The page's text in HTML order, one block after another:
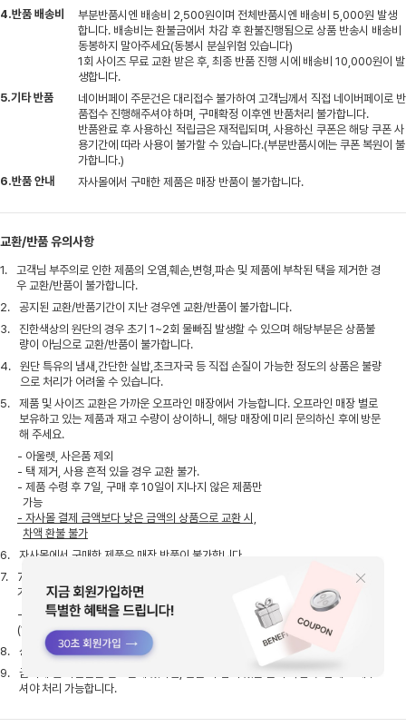
4.반품 배송비
부분반품시엔 배송비 2,500원이며 전체반품시엔 배송비 5,000원 발생
합니다. 배송비는 환불금에서 차감 후 환불진행됨으로 상품 반송시 배송비
동봉하지 말아주세요(동봉시 분실위험 있습니다)
1회 사이즈 무료 교환 받은 후, 최종 반품 진행 시에 배송비 10,000원이 발
생합니다.
5.기타 반품
네이버페이 주문건은 대리접수 불가하여 고객님께서 직접 네이버페이로 반
품접수 진행해주셔야 하며, 구매확정 이후엔 반품처리 불가합니다.
반품완료 후 사용하신 적립금은 재적립되며, 사용하신 쿠폰은 해당 쿠폰 사
용기간에 따라 사용이 불가할 수 있습니다.(부분반품시에는 쿠폰 복원이 불
가합니다.)
6.반품 안내
자사몰에서 구매한 제품은 매장 반품이 불가합니다.
교환/반품 유의사항
1.
고객님 부주의로 인한 제품의 오염,훼손,변형,파손 및 제품에 부착된 택을 제거한 경
우 교환/반품이 불가합니다.
2.
공지된 교환/반품기간이 지난 경우엔 교환/반품이 불가합니다.
3.
진한색상의 원단의 경우 초기 1~2회 물빠짐 발생할 수 있으며 해당부분은 상품불
량이 아님으로 교환/반품이 불가합니다.
4.
원단 특유의 냄새,간단한 실밥,초크자국 등 직접 손질이 가능한 정도의 상품은 불량
으로 처리가 어려울 수 있습니다.
5.
제품 및 사이즈 교환은 가까운 오프라인 매장에서 가능합니다. 오프라인 매장 별로
보유하고 있는 제품과 재고 수량이 상이하니, 해당 매장에 미리 문의하신 후에 방문
해 주세요.
- 아울렛, 사은품 제외
- 택 제거, 사용 흔적 있을 경우 교환 불가.
- 제품 수령 후 7일, 구매 후 10일이 지나지 않은 제품만
가능
- 자사몰 결제 금액보다 낮은 금액의 상품으로 교환 시,
차액 환불 불가
6.
자사몰에서 구매한 제품은 매장 반품이 불가합니다.
7.
7일 이내 고객의 단순 변심에 의한 반품/교환 시, 고객 부담의 왕복 배송비(5천원)
가 발생합니다.
- 1회 무료 교환 후, 반품/교환 시 고객 부담의 왕복 배송비
(1만원)가 발생합니다.
8.
상품 하자일 경우, 당사가 A/S 비용을 부담하며 품질 보증 기간은 1년 입니다.
9.
금액대 별 사은품을 받으신게 있다면, 반품 시 남아 있는 금액 확인 후 함께 보내주
셔야 처리 가능합니다.